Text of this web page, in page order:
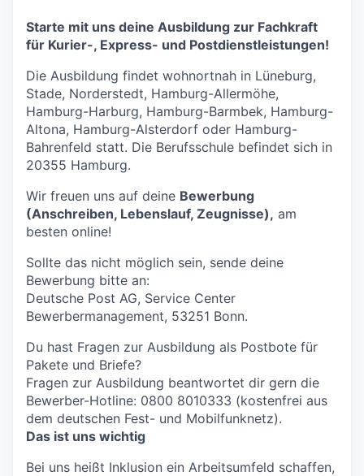
Starte mit uns deine Ausbildung zur Fachkraft
für Kurier-, Express- und Postdienstleistungen!
Die Ausbildung findet wohnortnah in Lüneburg,
Stade, Norderstedt, Hamburg-Allermöhe,
Hamburg-Harburg, Hamburg-Barmbek, Hamburg-
Altona, Hamburg-Alsterdorf oder Hamburg-
Bahrenfeld statt. Die Berufsschule befindet sich in
20355 Hamburg.
Wir freuen uns auf deine Bewerbung
(Anschreiben, Lebenslauf, Zeugnisse), am
besten online!
Sollte das nicht möglich sein, sende deine
Bewerbung bitte an:
Deutsche Post AG, Service Center
Bewerbermanagement, 53251 Bonn.
Du hast Fragen zur Ausbildung als Postbote für
Pakete und Briefe?
Fragen zur Ausbildung beantwortet dir gern die
Bewerber-Hotline: 0800 8010333 (kostenfrei aus
dem deutschen Fest- und Mobilfunknetz).
Das ist uns wichtig
Bei uns heißt Inklusion ein Arbeitsumfeld schaffen,